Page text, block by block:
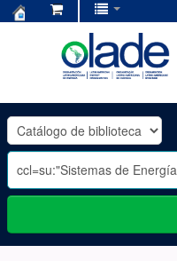
OLADE
-